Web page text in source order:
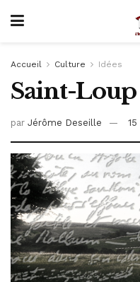
Accueil Culture Idées
Saint-Loup
par Jérôme Deseille